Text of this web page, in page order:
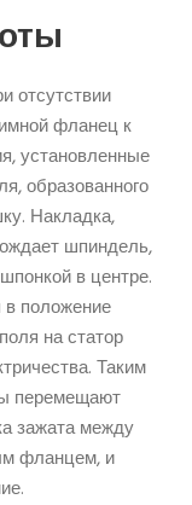
отсутствии
фланец к
установленные
образованного
Накладка,
шпиндель,
в центре.
в положение
на статор
Таким
перемещают
зажата между
фланцем, и